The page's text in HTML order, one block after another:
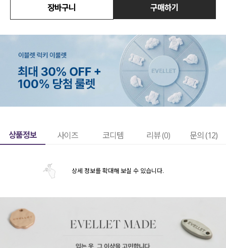
장바구니 구매하기
상품정보 사이즈 코디템 리뷰 (0) 문의 (12)
상세 정보를 확대해 보실 수 있습니다.